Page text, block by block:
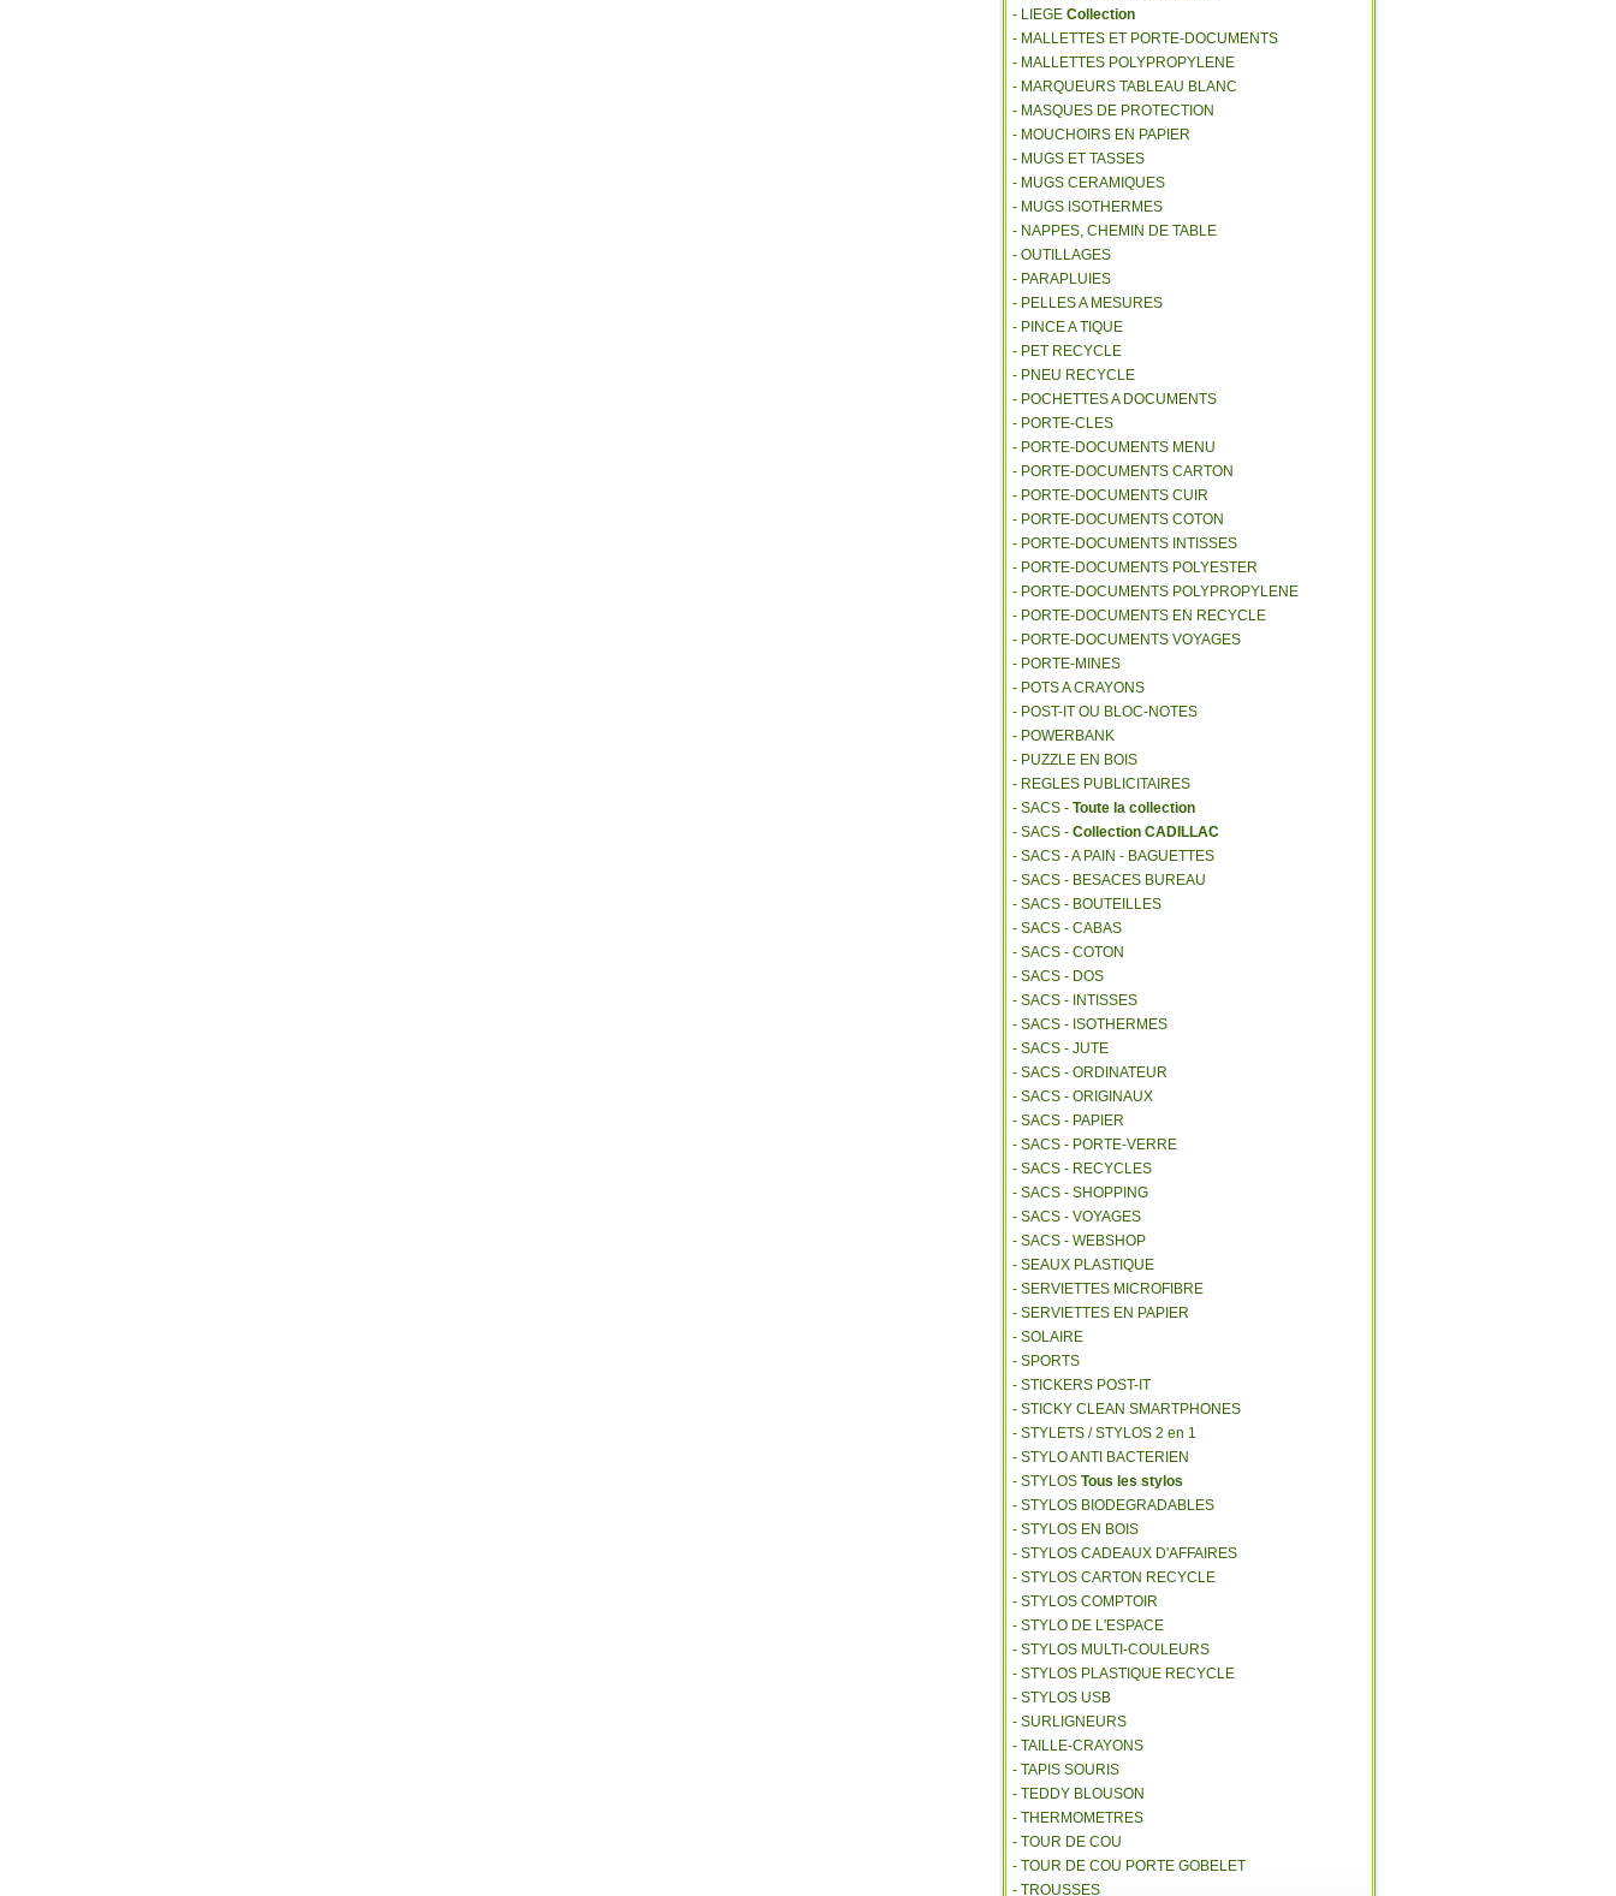
- LIEGE Collection
- MALLETTES ET PORTE-DOCUMENTS
- MALLETTES POLYPROPYLENE
- MARQUEURS TABLEAU BLANC
- MASQUES DE PROTECTION
- MOUCHOIRS EN PAPIER
- MUGS ET TASSES
- MUGS CERAMIQUES
- MUGS ISOTHERMES
- NAPPES, CHEMIN DE TABLE
- OUTILLAGES
- PARAPLUIES
- PELLES A MESURES
- PINCE A TIQUE
- PET RECYCLE
- PNEU RECYCLE
- POCHETTES A DOCUMENTS
- PORTE-CLES
- PORTE-DOCUMENTS MENU
- PORTE-DOCUMENTS CARTON
- PORTE-DOCUMENTS CUIR
- PORTE-DOCUMENTS COTON
- PORTE-DOCUMENTS INTISSES
- PORTE-DOCUMENTS POLYESTER
- PORTE-DOCUMENTS POLYPROPYLENE
- PORTE-DOCUMENTS EN RECYCLE
- PORTE-DOCUMENTS VOYAGES
- PORTE-MINES
- POTS A CRAYONS
- POST-IT OU BLOC-NOTES
- POWERBANK
- PUZZLE EN BOIS
- REGLES PUBLICITAIRES
- SACS - Toute la collection
- SACS - Collection CADILLAC
- SACS - A PAIN - BAGUETTES
- SACS - BESACES BUREAU
- SACS - BOUTEILLES
- SACS - CABAS
- SACS - COTON
- SACS - DOS
- SACS - INTISSES
- SACS - ISOTHERMES
- SACS - JUTE
- SACS - ORDINATEUR
- SACS - ORIGINAUX
- SACS - PAPIER
- SACS - PORTE-VERRE
- SACS - RECYCLES
- SACS - SHOPPING
- SACS - VOYAGES
- SACS - WEBSHOP
- SEAUX PLASTIQUE
- SERVIETTES MICROFIBRE
- SERVIETTES EN PAPIER
- SOLAIRE
- SPORTS
- STICKERS POST-IT
- STICKY CLEAN SMARTPHONES
- STYLETS / STYLOS 2 en 1
- STYLO ANTI BACTERIEN
- STYLOS Tous les stylos
- STYLOS BIODEGRADABLES
- STYLOS EN BOIS
- STYLOS CADEAUX D'AFFAIRES
- STYLOS CARTON RECYCLE
- STYLOS COMPTOIR
- STYLO DE L'ESPACE
- STYLOS MULTI-COULEURS
- STYLOS PLASTIQUE RECYCLE
- STYLOS USB
- SURLIGNEURS
- TAILLE-CRAYONS
- TAPIS SOURIS
- TEDDY BLOUSON
- THERMOMETRES
- TOUR DE COU
- TOUR DE COU PORTE GOBELET
- TROUSSES